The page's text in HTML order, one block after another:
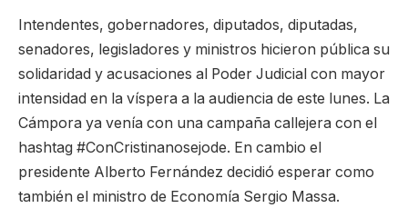
Intendentes, gobernadores, diputados, diputadas,
senadores, legisladores y ministros hicieron pública su
solidaridad y acusaciones al Poder Judicial con mayor
intensidad en la víspera a la audiencia de este lunes. La
Cámpora ya venía con una campaña callejera con el
hashtag #ConCristinanosejode. En cambio el
presidente Alberto Fernández decidió esperar como
también el ministro de Economía Sergio Massa.